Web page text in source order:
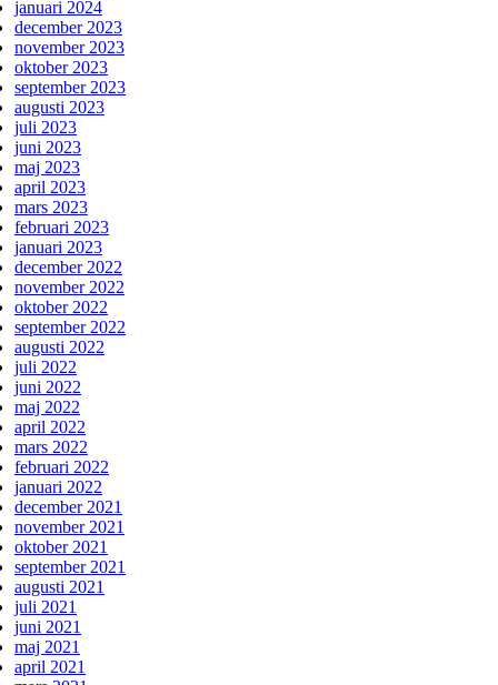
januari 2024
december 2023
november 2023
oktober 2023
september 2023
augusti 2023
juli 2023
juni 2023
maj 2023
april 2023
mars 2023
februari 2023
januari 2023
december 2022
november 2022
oktober 2022
september 2022
augusti 2022
juli 2022
juni 2022
maj 2022
april 2022
mars 2022
februari 2022
januari 2022
december 2021
november 2021
oktober 2021
september 2021
augusti 2021
juli 2021
juni 2021
maj 2021
april 2021